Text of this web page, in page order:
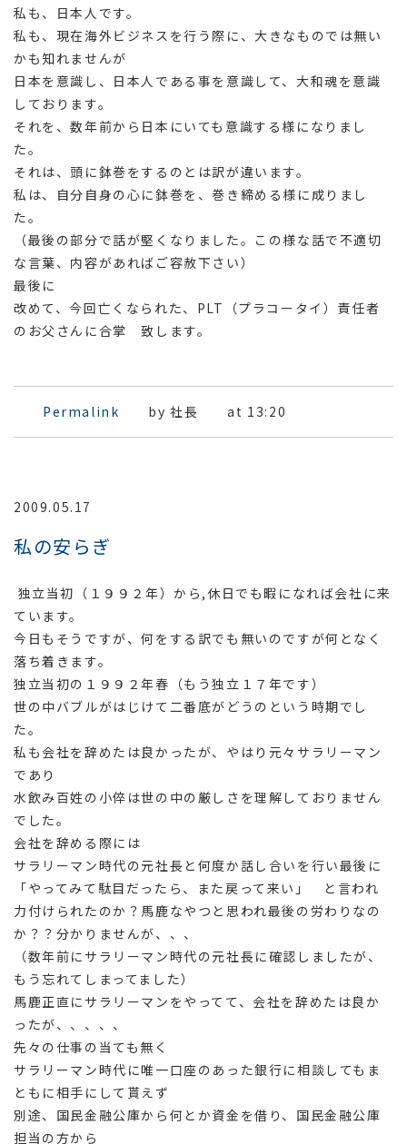
私も、日本人です。
私も、現在海外ビジネスを行う際に、大きなものでは無い
かも知れませんが
日本を意識し、日本人である事を意識して、大和魂を意識
しております。
それを、数年前から日本にいても意識する様になりまし
た。
それは、頭に鉢巻をするのとは訳が違います。
私は、自分自身の心に鉢巻を、巻き締める様に成りまし
た。
（最後の部分で話が堅くなりました。この様な話で不適切
な言葉、内容があればご容赦下さい）
最後に
改めて、今回亡くなられた、PLT（プラコータイ）責任者
のお父さんに合掌 致します。
Permalink by 社長 at 13:20
2009.05.17
私の安らぎ
独立当初（１９９２年）から,休日でも暇になれば会社に来
ています。
今日もそうですが、何をする訳でも無いのですが何となく
落ち着きます。
独立当初の１９９２年春（もう独立１７年です）
世の中バブルがはじけて二番底がどうのという時期でし
た。
私も会社を辞めたは良かったが、やはり元々サラリーマン
であり
水飲み百姓の小倅は世の中の厳しさを理解しておりません
でした。
会社を辞める際には
サラリーマン時代の元社長と何度か話し合いを行い最後に
「やってみて駄目だったら、また戻って来い」 と言われ
力付けられたのか？馬鹿なやつと思われ最後の労わりなの
か？？分かりませんが、、、
（数年前にサラリーマン時代の元社長に確認しましたが、
もう忘れてしまってました）
馬鹿正直にサラリーマンをやってて、会社を辞めたは良か
ったが、、、、、
先々の仕事の当ても無く
サラリーマン時代に唯一口座のあった銀行に相談してもま
ともに相手にして貰えず
別途、国民金融公庫から何とか資金を借り、国民金融公庫
担当の方から